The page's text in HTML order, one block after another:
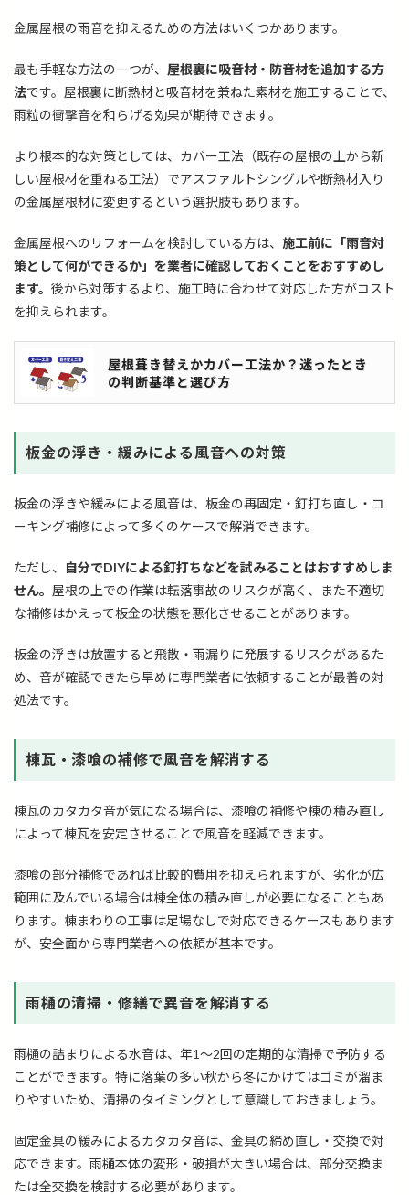
金属屋根の雨音を抑えるための方法はいくつかあります。
最も手軽な方法の一つが、 屋根裏に吸音材・防音材を追加する方
法です。屋根裏に断熱材と吸音材を兼ねた素材を施工することで、
雨粒の衝撃音を和らげる効果が期待できます。
より根本的な対策としては、カバー工法（既存の屋根の上から新
しい屋根材を重ねる工法）でアスファルトシングルや断熱材入り
の金属屋根材に変更するという選択肢もあります。
金属屋根へのリフォームを検討している方は、 施工前に「雨音対
策として何ができるか」を業者に確認しておくことをおすすめし
ます。 後から対策するより、施工時に合わせて対応した方がコスト
を抑えられます。
屋根葺き替えかカバー工法か？迷ったとき
の判断基準と選び方
板金の浮き・緩みによる風音への対策
板金の浮きや緩みによる風音は、板金の再固定・釘打ち直し・コ
ーキング補修によって多くのケースで解消できます。
ただし、
自分でDIYによる釘打ちなどを試みることはおすすめしま
せん。 屋根の上での作業は転落事故のリスクが高く、また不適切
な補修はかえって板金の状態を悪化させることがあります。
板金の浮きは放置すると飛散・雨漏りに発展するリスクがあるた
め、音が確認できたら早めに専門業者に依頼することが最善の対
処法です。
棟瓦・漆喰の補修で風音を解消する
棟瓦のカタカタ音が気になる場合は、漆喰の補修や棟の積み直し
によって棟瓦を安定させることで風音を軽減できます。
漆喰の部分補修であれば比較的費用を抑えられますが、劣化が広
範囲に及んでいる場合は棟全体の積み直しが必要になることもあ
ります。棟まわりの工事は足場なしで対応できるケースもあります
が、安全面から専門業者への依頼が基本です。
雨樋の清掃・修繕で異音を解消する
雨樋の詰まりによる水音は、年1〜2回の定期的な清掃で予防する
ことができます。特に落葉の多い秋から冬にかけてはゴミが溜ま
りやすいため、清掃のタイミングとして意識しておきましょう。
固定金具の緩みによるカタカタ音は、金具の締め直し・交換で対
応できます。雨樋本体の変形・破損が大きい場合は、部分交換ま
たは全交換を検討する必要があります。